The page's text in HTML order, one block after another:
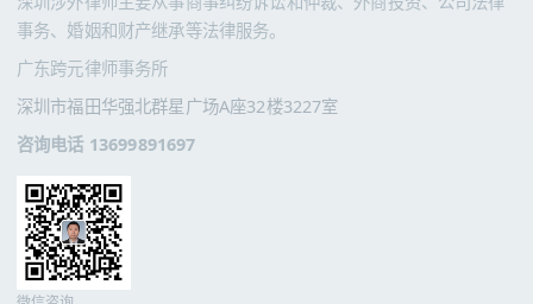
事务、婚姻和财产继承等法律服务。
广东跨元律师事务所
深圳市福田华强北群星广场A座32楼3227室
咨询电话 13699891697